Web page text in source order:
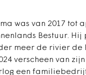
was van 2017 tot
Bestuur.
meer de rivier de
verscheen van
een